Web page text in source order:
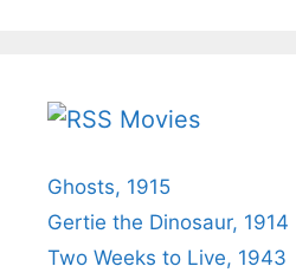
Movies
Ghosts, 1915
Gertie the Dinosaur, 1914
Two Weeks to Live, 1943